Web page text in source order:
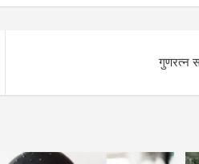
गुणरत्न